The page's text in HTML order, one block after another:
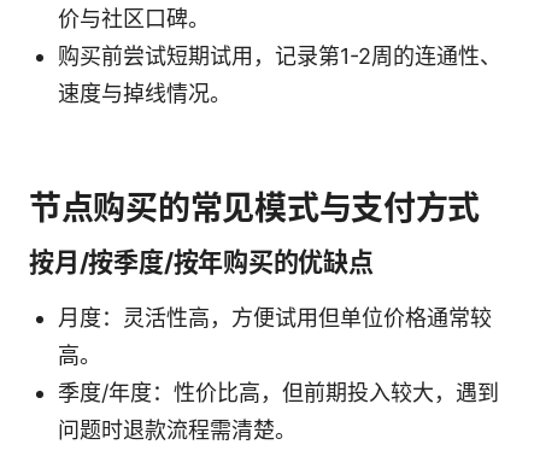
价与社区口碑。
购买前尝试短期试用，记录第1-2周的连通性、
速度与掉线情况。
节点购买的常见模式与支付方式
按月/按季度/按年购买的优缺点
月度：灵活性高，方便试用但单位价格通常较
高。
季度/年度：性价比高，但前期投入较大，遇到
问题时退款流程需清楚。